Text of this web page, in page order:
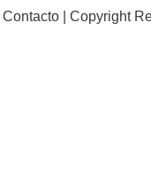
Contacto | Copyright